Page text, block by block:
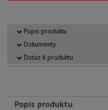
Popis produktu
Dokumenty
Dotaz k produktu
Popis produktu